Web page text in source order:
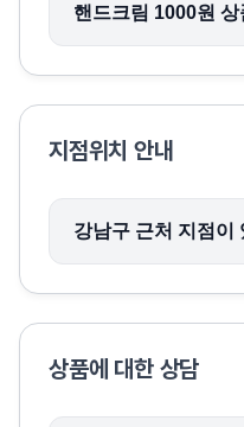
핸드크림 1000원
지점위치 안내
강남구 근처 지점이
상품에 대한 상담